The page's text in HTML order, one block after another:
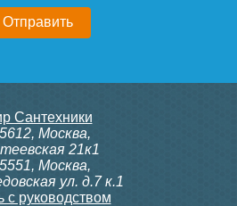
Сантехники
, Москва,
21к1
, Москва,
ул. д.7 к.1
с руководством